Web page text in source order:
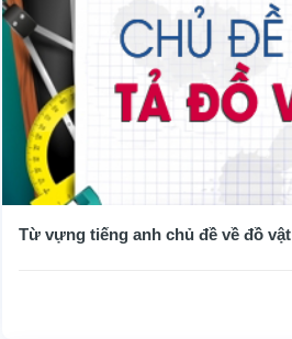
Từ vựng tiếng anh chủ đề về đồ vật